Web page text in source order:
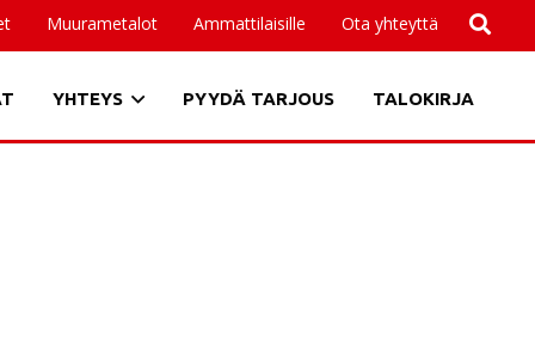
Muurametalot Ammattilaisille Ota yhteyttä
YHTEYS PYYDÄ TARJOUS TALOKIRJA